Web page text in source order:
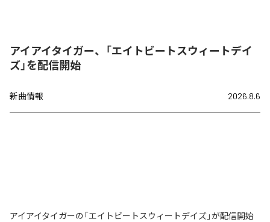
アイアイタイガー、「エイトビートスウィートデイ
ズ」を配信開始
新曲情報 2026.8.6
アイアイタイガーの「エイトビートスウィートデイズ」が配信開始